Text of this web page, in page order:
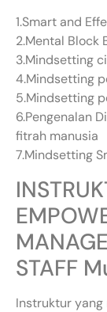
1.Smart and
2.Mental Block
3.Mindsetting
4.Mindsetting
5.Mindsetting
6.Pengenalan
fitrah manusia
7.Mindsetting
STAFF
Instruktur